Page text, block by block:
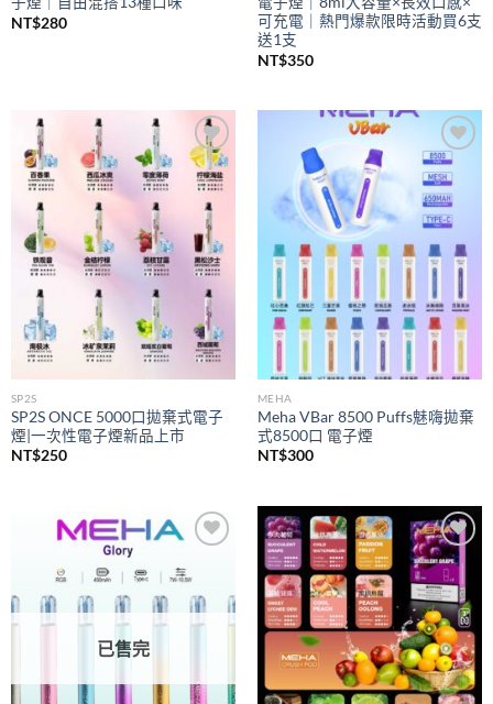
NT$280
可充電｜熱門爆款限時活動買6支
送1支
NT$350
Add to
wishlist
SP2S
SP2S ONCE 5000口拋棄式電子
煙|一次性電子煙新品上市
NT$250
Add to
wishlist
MEHA
Meha VBar 8500 Puffs魅嗨拋棄
式8500口 電子煙
NT$300
wishlist
已售完
Add to
wishlist